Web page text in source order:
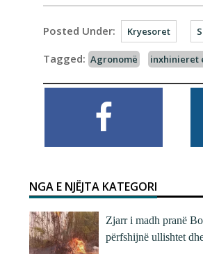
Posted Under: Kryesoret
Tagged: Agronomë inxhinieret
NGA E NJËJTA KATEGORI
Zjarr i madh pranë
përfshijnë ullishtet